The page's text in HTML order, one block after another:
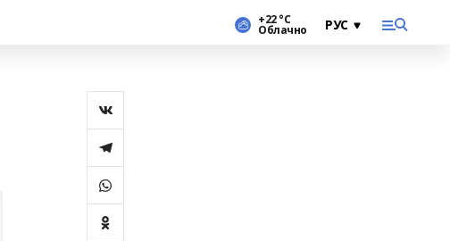
+22 °С
Облачно